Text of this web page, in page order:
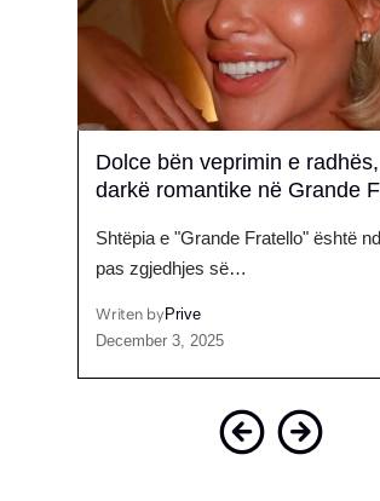
Dolce bën veprimin e
darkë romantike në Grande
Shtëpia e "Grande Fratello" është
pas zgjedhjes së…
Writen byPrive
December 3, 2025